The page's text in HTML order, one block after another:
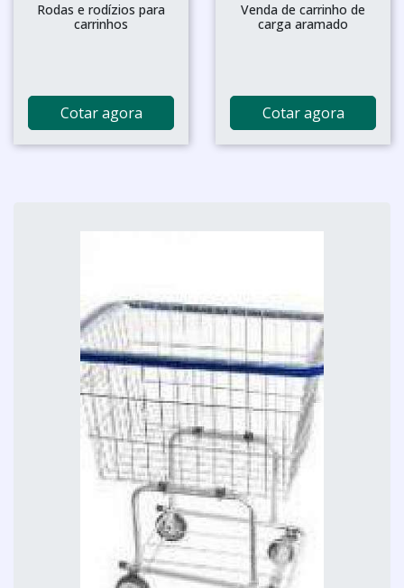
Rodas e rodízios para
carrinhos
Cotar agora
Venda de carrinho de
carga aramado
Cotar agora